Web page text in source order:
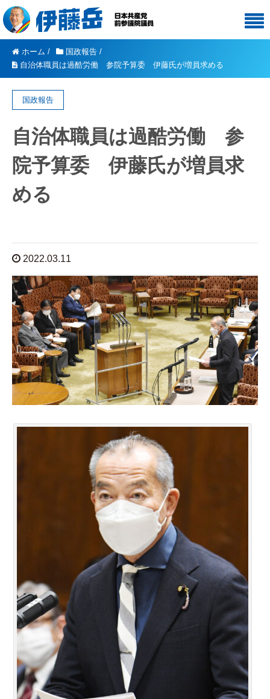
ホーム / 国政報告 /
自治体職員は過酷労働 参院予算委 伊藤氏が増員求める
国政報告
自治体職員は過酷労働 参
院予算委 伊藤氏が増員求
める
2022.03.11